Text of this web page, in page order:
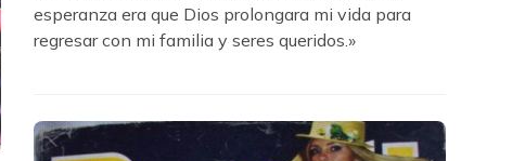
esperanza era que Dios prolongara mi vida para
regresar con mi familia y seres queridos.»